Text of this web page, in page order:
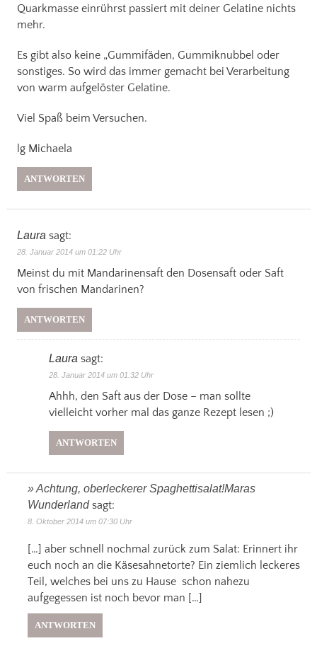
Quarkmasse einrührst passiert mit deiner Gelatine nichts
mehr.
Es gibt also keine „Gummifäden, Gummiknubbel oder
sonstiges. So wird das immer gemacht bei Verarbeitung
von warm aufgelöster Gelatine.
Viel Spaß beim Versuchen.
lg Michaela
ANTWORTEN
Laura sagt:
28. Januar 2014 um 01:22 Uhr
Meinst du mit Mandarinensaft den Dosensaft oder Saft
von frischen Mandarinen?
ANTWORTEN
Laura sagt:
28. Januar 2014 um 01:32 Uhr
Ahhh, den Saft aus der Dose – man sollte
vielleicht vorher mal das ganze Rezept lesen ;)
ANTWORTEN
» Achtung, oberleckerer Spaghettisalat!Maras
Wunderland sagt:
8. Oktober 2014 um 07:30 Uhr
[…] aber schnell nochmal zurück zum Salat: Erinnert ihr
euch noch an die Käsesahnetorte? Ein ziemlich leckeres
Teil, welches bei uns zu Hause schon nahezu
aufgegessen ist noch bevor man […]
ANTWORTEN